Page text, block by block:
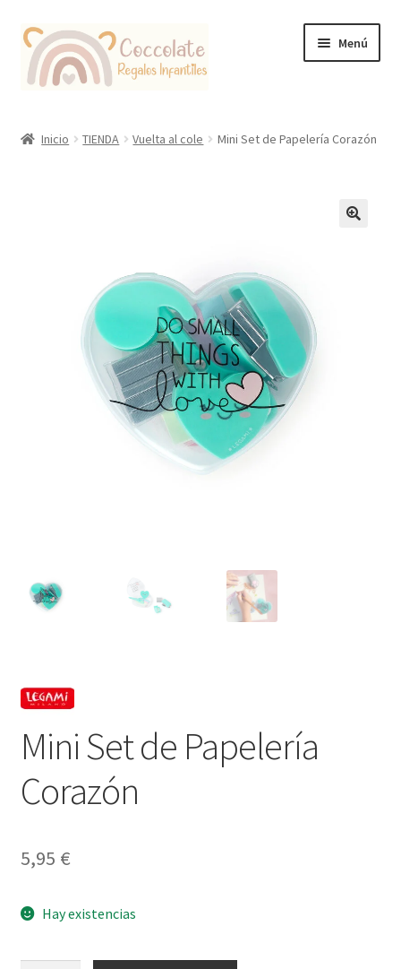
Ir
la
Ir
contenido
Menú
Inicio TIENDA Vuelta al cole Mini Set de Papelería Corazón
Mini Set de Papelería
Corazón
5,95 €
Hay existencias